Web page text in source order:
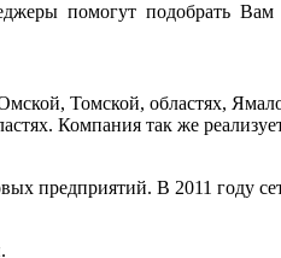
помогут подобрать
Томской, областях,
Компания так же
предприятий. В 2011 году